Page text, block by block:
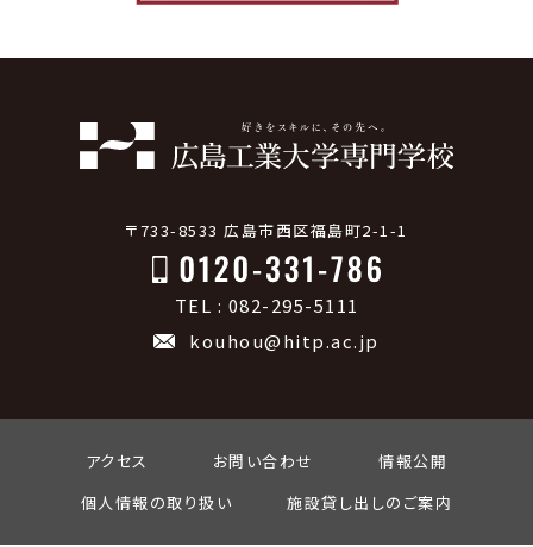
〒733-8533 広島市西区福島町2-1-1
TEL : 082-295-5111
kouhou@hitp.ac.jp
アクセス お問い合わせ
情報公開
個人情報の取り扱い
施設貸し出しのご案内